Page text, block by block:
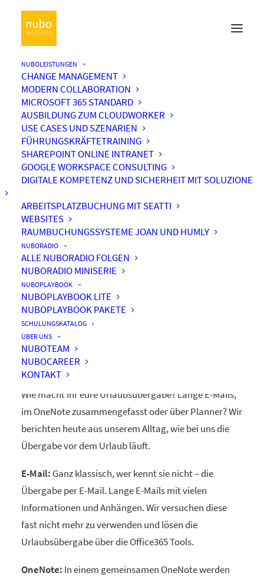
NUBOLEISTUNGEN
CHANGE MANAGEMENT
MODERN COLLABORATION
MICROSOFT 365 STANDARD
AUSBILDUNG ZUM CLOUDWORKER
USE CASES UND SZENARIEN
FÜHRUNGSKRÄFTETRAINING
SHAREPOINT ONLINE INTRANET
GOOGLE WORKSPACE CONSULTING
DIGITALE KOMPETENZ UND SICHERHEIT MIT SOLUZIONE
ARBEITSPLATZBUCHUNG MIT SEATTI
WEBSITES
RAUMBUCHUNGSSYSTEME JOAN UND HUMLY
NUBORADIO
ALLE NUBORADIO FOLGEN
NUBORADIO MINISERIE
NUBOPLAYBOOK
NUBOPLAYBOOK LITE
NUBOPLAYBOOK PAKETE
SCHULUNGSKATALOG
ÜBER UNS
NUBOTEAM
NUBOCAREER
KONTAKT
Urlaubsübergabe mit
Office365
Wie macht ihr eure Urlaubsübergabe? Lange E-Mails,
im OneNote zusammengefasst oder über Planner? Wir
berichten heute aus unserem Alltag, wie bei uns die
Übergabe vor dem Urlaub läuft.
E-Mail: Ganz klassisch, wer kennt sie nicht – die
Übergabe per E-Mail. Lange E-Mails mit vielen
Informationen und Anhängen. Wir versuchen diese
fast nicht mehr zu verwenden und lösen die
Urlaubsübergabe über die Office365 Tools.
OneNote: In einem gemeinsamen OneNote werden